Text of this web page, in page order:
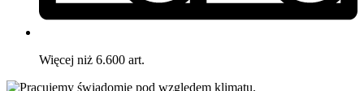
Więcej niż 6.600 art.